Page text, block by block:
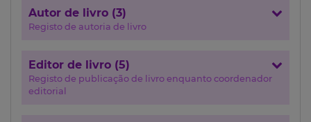
Autor de livro (3)
Registo de autoria de livro
Editor de livro (5)
Registo de publicação de livro enquanto coordenador
editorial